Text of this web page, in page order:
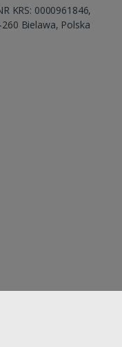
KRS: 0000961846,
Bielawa, Polska